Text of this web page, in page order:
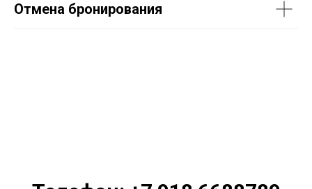
Отмена бронирования